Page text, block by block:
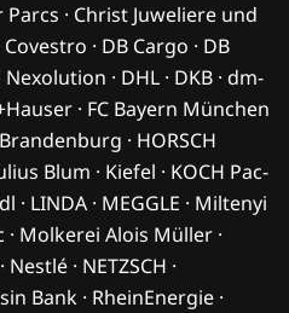
Parcs · Christ Juweliere und
· DB Cargo · DB
· DHL · DKB · dm-
· FC Bayern München
· HORSCH
Blum · Kiefel · KOCH Pac-
· LINDA · MEGGLE · Miltenyi
Molkerei Alois Müller ·
· NETZSCH ·
Bank · RheinEnergie ·